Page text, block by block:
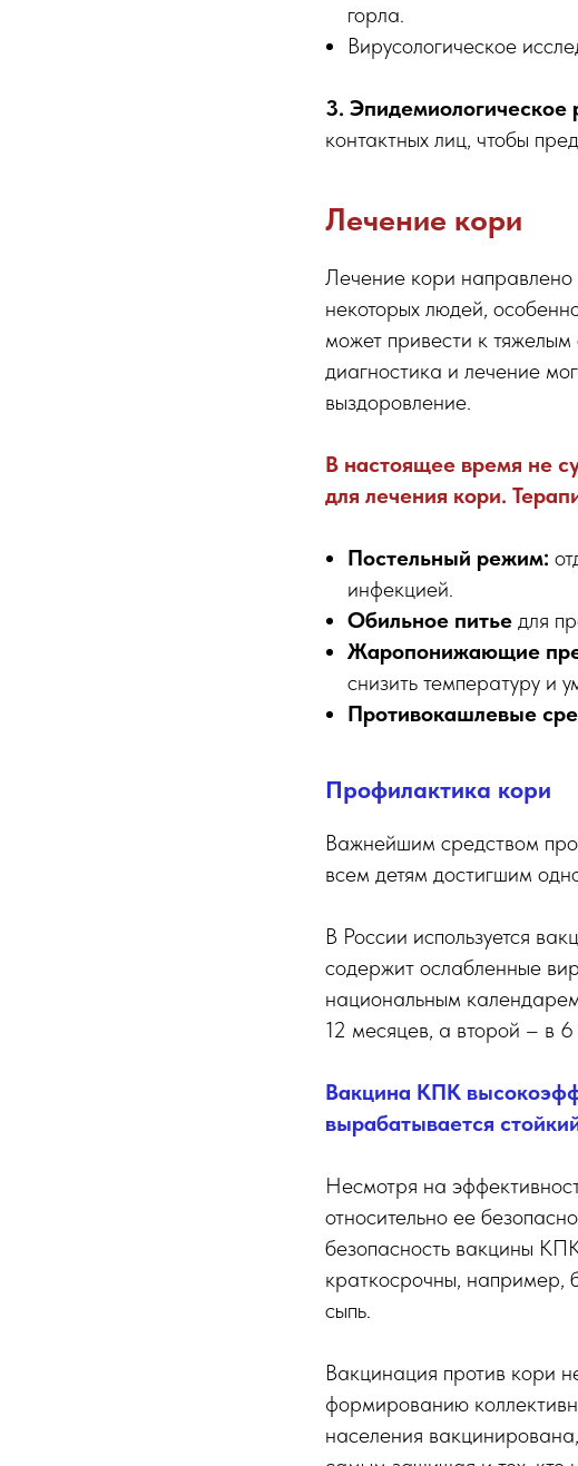
горла.
Вирусологическое
3. Эпидемиологическое
контактных лиц, чтобы
Лечение кори
Лечение кори
некоторых людей,
может привести к
диагностика и лечение
выздоровление.
В настоящее время не
для лечения кори.
Постельный режим:
инфекцией.
Обильное питье для
Жаропонижающие
снизить температуру и
Противокашлевые
Профилактика кори
Важнейшим средством
всем детям достигшим
В России используется
содержит ослабленные
национальным
12 месяцев, а второй – в 6
Вакцина КПК
вырабатывается
Несмотря на
относительно ее
безопасность вакцины
краткосрочны, например,
сыпь.
Вакцинация против кори
формированию
населения